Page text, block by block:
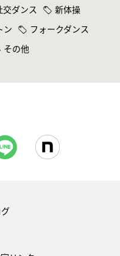
交ダンス
新体操
ン
フォークダンス
その他